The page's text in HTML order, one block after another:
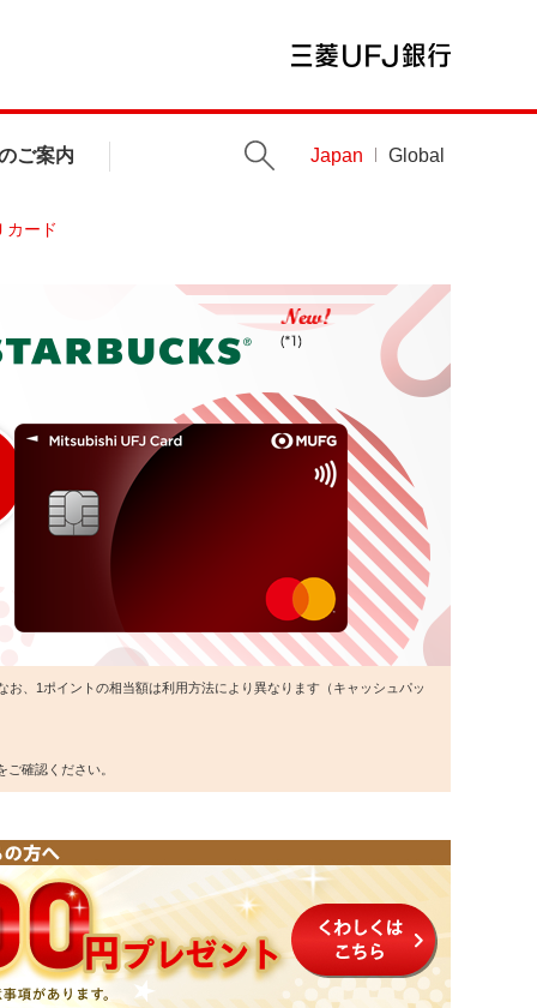
ご案内 Japan Global
カード
、1ポイントの相当額は利用方法により異なります（キャッシュパッ
ご確認ください。